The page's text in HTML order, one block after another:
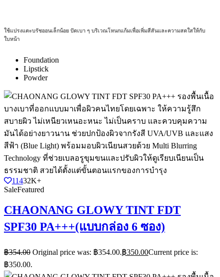
ใช้แปรงแตะบรัชออนเล็กน้อย ปัดเบา ๆ บริเวณโหนกแก้มเพื่อเพิ่มสีสันและความสดใสให้กับ
ใบหน้า
Foundation
Lipstick
Powder
11432K+
SaleFeatured
CHAONANG GLOWY TINT FDT
SPF30 PA+++(แบบกล่อง 6 ซอง)
฿354.00 Original price was: ฿354.00.฿350.00Current price is:
฿350.00.